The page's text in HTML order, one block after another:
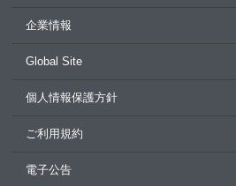
企業情報
Global Site
個人情報保護方針
ご利用規約
電子公告